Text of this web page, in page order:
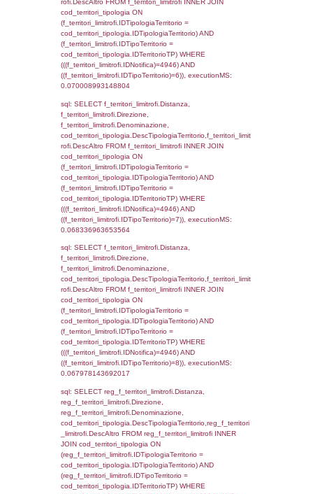
0.0006248950958252
sql: SELECT el_regioni.Regione,
el_comuni.Comune,
f_confini INNER JOIN ((el_comuni INNER
ON el_comuni.IstProvincia =
INNER JOIN el_regioni ON
el_regioni.IstRegione) ON
el_comuni.IstComune WHERE
(((f_confini.IDNotifica)=4946));,
0.00065112113952637
sql: SELECT
SEPARATOR '; ') AS DescAltro,
f_territori_limitrofi INNER JOIN
(f_territori_limitrofi.IDTipologiaTerritorio =
cod_territori_tipologia.IDTipologiaTerritorio
f_territori_limitrofi.IDTipoTerritorio =
cod_territori_tipologia.IDTerritorioTP )
((f_territori_limitrofi.IDNotifica) = 4946 ) AND
cod_territori_tipologia.IDTerritorioTP = 1)
executionMS: 0.077435970306396
sql: SELECT f_territori_limitrofi.Distanza,
f_territori_limitrofi.Direzione,
f_territori_limitrofi.Denominazione,
f_territori_limitrofi.DescAltro,
f_territori_limitrofi INNER JOIN